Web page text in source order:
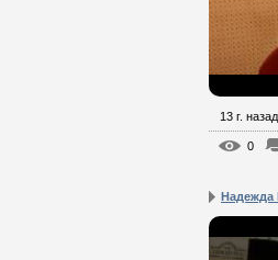
13 г. назад
0
Надежда